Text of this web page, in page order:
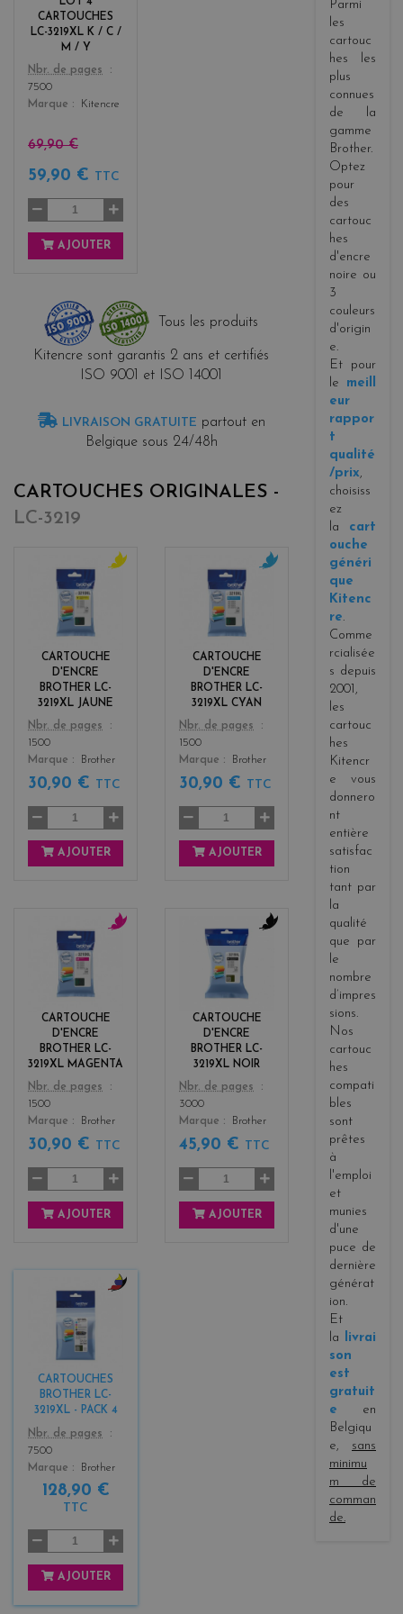
CARTOUCHES
LC-3219XL K / C /
M / Y
Color
+
3
Nbr. de pages
7500
Marque
Kitencre
69,90 €
59,90 € TTC
AJOUTER
Tous les produits
Kitencre sont garantis 2 ans et certifiés
ISO 9001 et ISO 14001
LIVRAISON GRATUITE partout en
Belgique sous 24/48h
CARTOUCHES ORIGINALES -
LC-3219
CARTOUCHE
D'ENCRE
BROTHER LC-
3219XL JAUNE
Color
o
Nbr. de pages
1500
Marque
Brother
30,90 € TTC
AJOUTER
CARTOUCHE
D'ENCRE
BROTHER LC-
3219XL CYAN
Color
Nbr. de pages
1500
Marque
Brother
30,90 € TTC
AJOUTER
CARTOUCHE
D'ENCRE
BROTHER LC-
3219XL MAGENTA
Color
n
a
Nbr. de pages
1500
Marque
Brother
30,90 € TTC
AJOUTER
CARTOUCHE
D'ENCRE
BROTHER LC-
3219XL NOIR
Color
k
Nbr. de pages
3000
Marque
Brother
45,90 € TTC
AJOUTER
CARTOUCHES
BROTHER LC-
3219XL - PACK 4
Color
k
+
3
Nbr. de pages
7500
Marque
Brother
128,90 €
TTC
AJOUTER
Parmi
les
cartouc
hes les
plus
connues
de la
gamme
Brother.
Optez
pour
des
cartouc
hes
d'encre
noire ou
3
couleurs
d'origin
e.
Et pour
le meill
eur
rappor
t
qualité
/prix,
choisiss
ez
la cart
ouche
généri
que
Kitenc
re.
Comme
rcialisée
s depuis
2001,
les
cartouc
hes
Kitencr
e vous
donnero
nt
entière
satisfac
tion
tant par
la
qualité
que par
le
nombre
d’impres
sions.
Nos
cartouc
hes
compati
bles
sont
prêtes
à
l'emploi
et
munies
d'une
puce de
dernière
générat
ion.
Et
la livrai
son
est
gratuit
e en
Belgiqu
e, sans
minimu
m de
comman
de.